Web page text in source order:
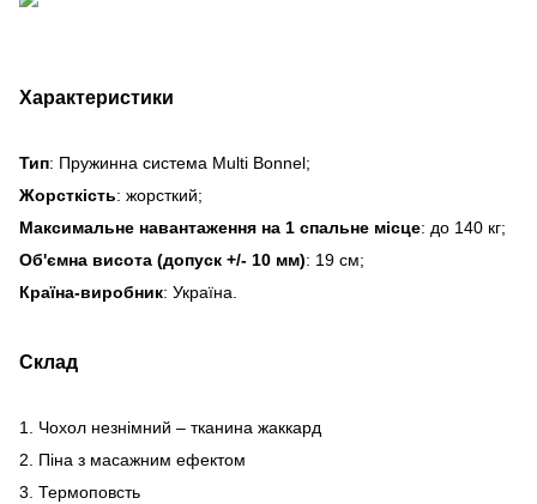
Характеристики
Тип: Пружинна система Multi Bonnel;
Жорсткість: жорсткий;
Максимальне навантаження на 1 спальне місце: до 140 кг;
Об'ємна висота (допуск +/- 10 мм): 19 см;
Країна-виробник: Україна.
Склад
1. Чохол незнімний – тканина жаккард
2. Піна з масажним ефектом
3. Термоповсть